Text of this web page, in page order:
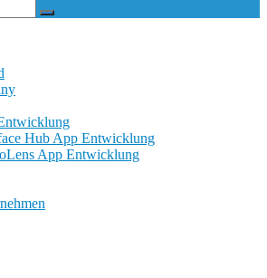
Hub App Entwicklung
App Entwicklung